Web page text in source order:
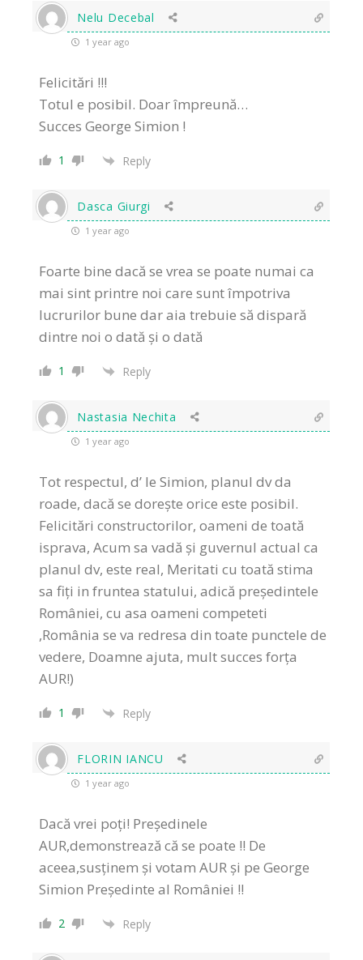
Nelu Decebal
1 year ago
Felicitări !!!
Totul e posibil. Doar împreună…
Succes George Simion !
1 Reply
Dasca Giurgi
1 year ago
Foarte bine dacă se vrea se poate numai ca
mai sint printre noi care sunt împotriva
lucrurilor bune dar aia trebuie să dispară
dintre noi o dată și o dată
1 Reply
Nastasia Nechita
1 year ago
Tot respectul, d’ le Simion, planul dv da
roade, dacă se dorește orice este posibil.
Felicitări constructorilor, oameni de toată
isprava, Acum sa vadă și guvernul actual ca
planul dv, este real, Meritati cu toată stima
sa fiți in fruntea statului, adică președintele
României, cu asa oameni competeti
,România se va redresa din toate punctele de
vedere, Doamne ajuta, mult succes forța
AUR!)
1 Reply
FLORIN IANCU
1 year ago
Dacă vrei poți! Președinele
AUR,demonstrează că se poate !! De
aceea,susținem și votam AUR și pe George
Simion Președinte al României !!
2 Reply